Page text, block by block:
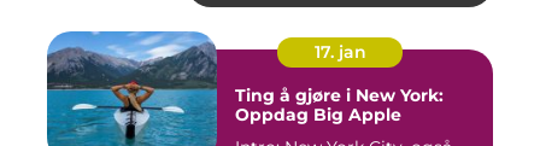
17. jan
Ting å gjøre i New York:
Oppdag Big Apple